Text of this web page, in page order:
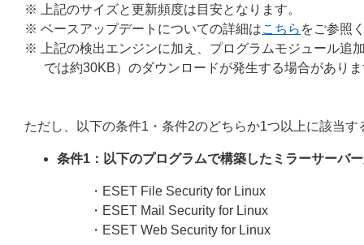
※ 上記のサイズと更新頻度は目安となります。
※ ベースアップデートについての詳細はこちら をご参照
※ 上記の検出エンジンに加え、プログラムモジュール追
では約30KB）のダウンロードが発生する場合があり
ただし、以下の条件1・条件2のどちらか1つ以上に該当
条件1：以下のプログラムで構築したミラーサーバ
・ESET File Security for Linux
・ESET Mail Security for Linux
・ESET Web Security for Linux